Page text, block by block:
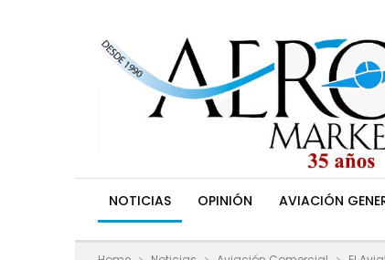
NOTICIAS OPINIÓN AVIACIÓN